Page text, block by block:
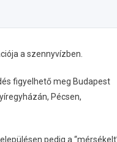
a szennyvízben.
figyelhető meg Budapest
Pécsen,
pedig a